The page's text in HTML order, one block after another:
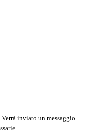
Verrà inviato un messaggio